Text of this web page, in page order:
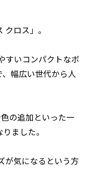
ロス」。
すいコンパクトなボ
幅広い世代から人
の追加といった一
ました。
が気になるという方